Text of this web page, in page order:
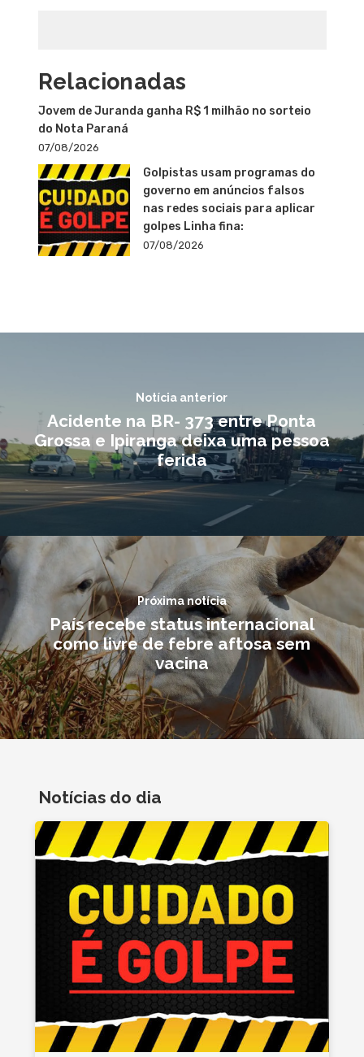
Relacionadas
Jovem de Juranda ganha R$ 1 milhão no sorteio
do Nota Paraná
07/08/2026
Golpistas usam programas do
governo em anúncios falsos
nas redes sociais para aplicar
golpes Linha fina:
07/08/2026
Notícia anterior
Acidente na BR- 373 entre Ponta
Grossa e Ipiranga deixa uma pessoa
ferida
Próxima notícia
País recebe status internacional
como livre de febre aftosa sem
vacina
Notícias do dia